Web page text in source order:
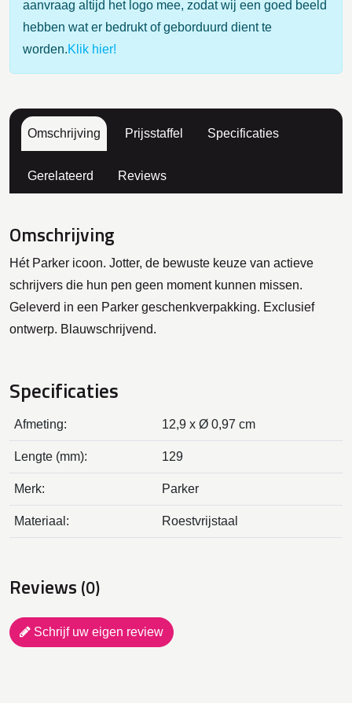
aanvraag altijd het logo mee, zodat wij een goed beeld
hebben wat er bedrukt of geborduurd dient te
worden.Klik hier!
Omschrijving Prijsstaffel Specificaties
Gerelateerd Reviews
Omschrijving
Hét Parker icoon. Jotter, de bewuste keuze van actieve
schrijvers die hun pen geen moment kunnen missen.
Geleverd in een Parker geschenkverpakking. Exclusief
ontwerp. Blauwschrijvend.
Specificaties
Afmeting: 12,9 x Ø 0,97 cm
Lengte (mm): 129
Merk: Parker
Materiaal: Roestvrijstaal
Reviews (0)
Schrijf uw eigen review